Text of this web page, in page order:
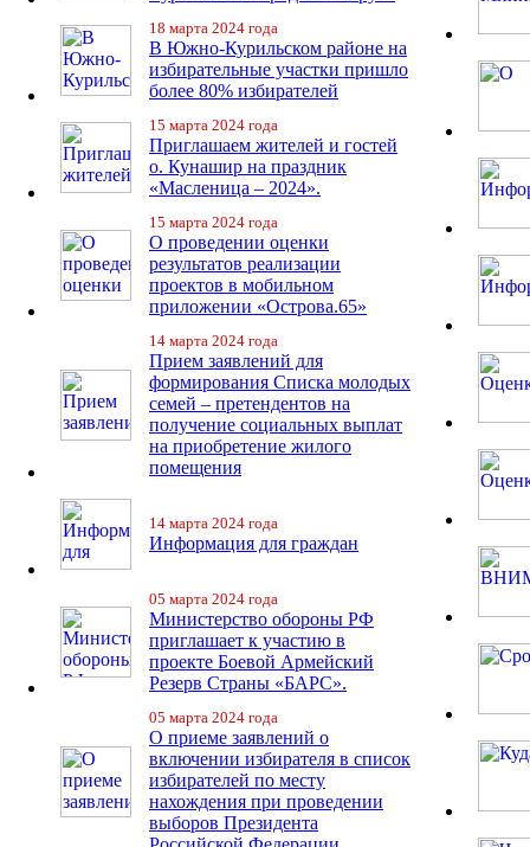
18 марта 2024 года
В Южно-Курильском районе на
избирательные участки пришло
более 80% избирателей
15 марта 2024 года
Приглашаем жителей и гостей
о. Кунашир на праздник
«Масленица – 2024».
15 марта 2024 года
О проведении оценки
результатов реализации
проектов в мобильном
приложении «Острова.65»
14 марта 2024 года
Прием заявлений для
формирования Списка молодых
семей – претендентов на
получение социальных выплат
на приобретение жилого
помещения
14 марта 2024 года
Информация для граждан
05 марта 2024 года
Министерство обороны РФ
приглашает к участию в
проекте Боевой Армейский
Резерв Страны «БАРС».
05 марта 2024 года
О приеме заявлений о
включении избирателя в список
избирателей по месту
нахождения при проведении
выборов Президента